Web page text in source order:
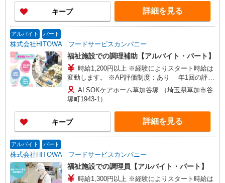
キープ 詳細を見る
アルバイト パート
株式会社HITOWA フードサービスカンパニー
福祉施設での調理補助【アルバイト・パート】
時給1,200円以上 ※経験によりスタート時給は
変動します。 ※AP評価制度：あり 年1回の評価
により時給を見直します。 ※アルバイト賞与（寸
志）：あり 年2回。勤続年数により金額UP。
ALSOKケアホーム草加谷塚 （埼玉県草加市谷
塚町1943-1）
キープ 詳細を見る
アルバイト パート
株式会社HITOWA フードサービスカンパニー
福祉施設での調理員【アルバイト・パート】
時給1,300円以上 ※経験によりスタート時給は